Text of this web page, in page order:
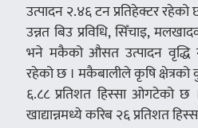
उत्पादन २.४६ टन प्रतिहेक्टर रहेको
उन्नत बिउ प्रविधि, सिँचाइ,
भने मकैको औसत उत्पादन वृद्धि
रहेको छ । मकैबालीले कृषि क्षेत्रको
६.८८ प्रतिशत हिस्सा ओगटेको छ
खाद्यान्नमध्ये करिब २६ प्रतिशत